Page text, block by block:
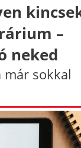
–
neked
már sokkal